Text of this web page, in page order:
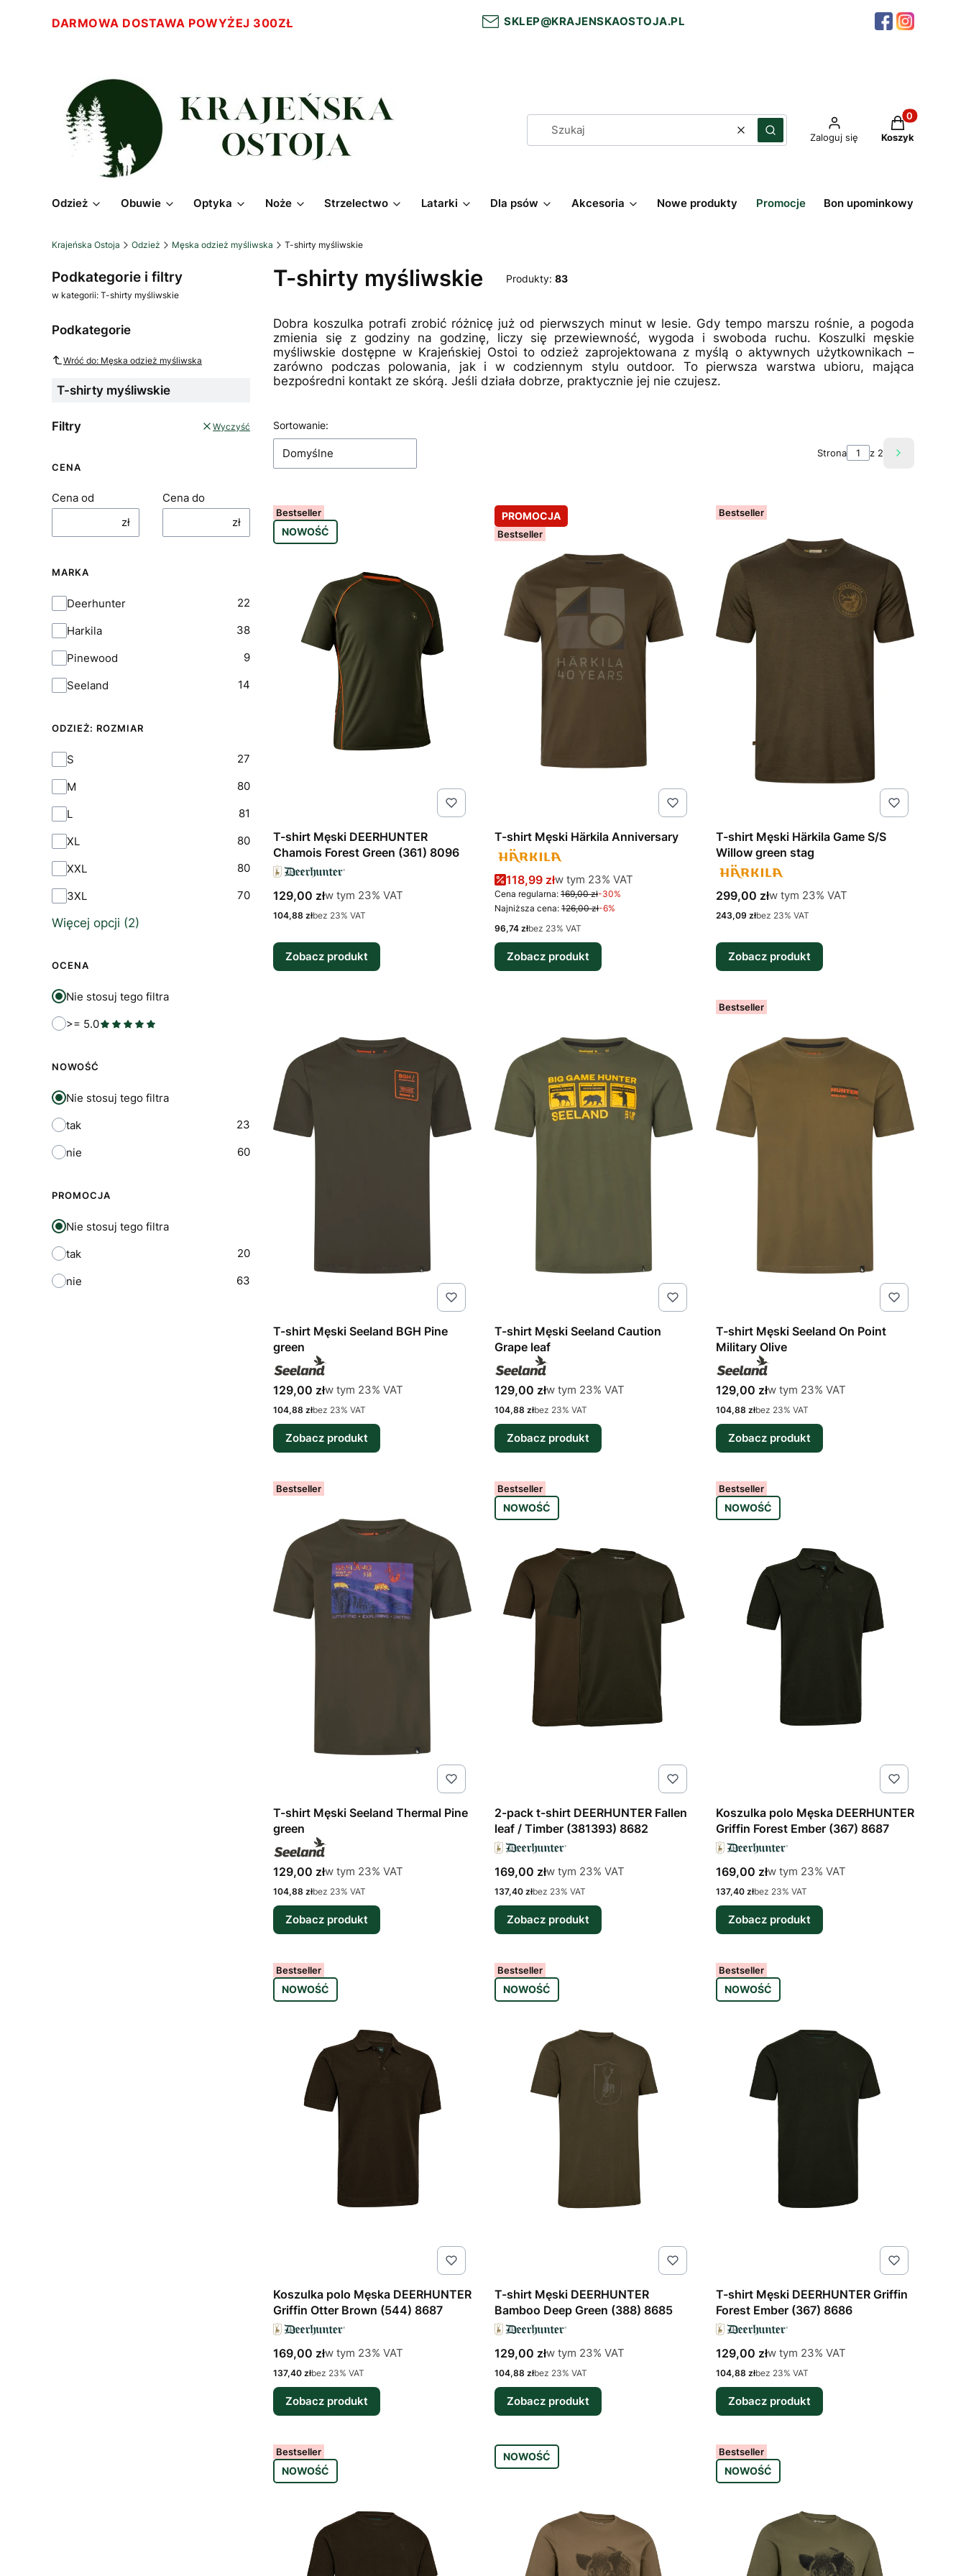
DARMOWA DOSTAWA POWYŻEJ 300ZŁ SKLEP@KRAJENSKAOSTOJA.PL
WyczyśćSzukaj Zaloguj się
Produkty w
Koszyk
Odzież Obuwie Optyka Noże Strzelectwo Latarki Dla psów Akcesoria Nowe produkty Promocje Bon upominkowy
Krajeńska Ostoja Odzież Męska odzież myśliwska T-shirty myśliwskie
Podkategorie i filtry
w kategorii: T-shirty myśliwskie
Podkategorie
Wróć do: Męska odzież myśliwska
T-shirty myśliwskie
Filtry Wyczyść
CENA
Cena od
zł
Cena do
zł
MARKA
Marka
Deerhunter 22
Harkila 38
Pinewood 9
Seeland 14
ODZIEŻ: ROZMIAR
Odzież: rozmiar
S 27
M 80
L 81
XL 80
XXL 80
3XL 70
Więcej opcji (2)
OCENA
Nie stosuj tego filtra
>= 5.0
NOWOŚĆ
Nie stosuj tego filtra
tak
23
nie 60
PROMOCJA
Nie stosuj tego filtra
tak
20
nie 63
T-shirty myśliwskie Produkty: 83
Dobra koszulka potrafi zrobić różnicę już od pierwszych minut w lesie. Gdy tempo marszu rośnie, a pogoda
zmienia się z godziny na godzinę, liczy się przewiewność, wygoda i swoboda ruchu. Koszulki męskie
myśliwskie dostępne w Krajeńskiej Ostoi to odzież zaprojektowana z myślą o aktywnych użytkownikach –
zarówno podczas polowania, jak i w codziennym stylu outdoor. To pierwsza warstwa ubioru, mająca
bezpośredni kontakt ze skórą. Jeśli działa dobrze, praktycznie jej nie czujesz.
Lista produktów
Sortowanie:
Domyślne Strona z 2 Następne
Bestseller
NOWOŚĆ
T-shirt Męski DEERHUNTER
Chamois Forest Green (361) 8096
Cena brutto
129,00 złw tym %s VAT
w tym 23% VAT
Cena netto
104,88 złbez 23% VAT
Zobacz produkt
PROMOCJA
Bestseller
T-shirt Męski Härkila Anniversary
Cena promocyjna brutto
118,99 złw tym %s VAT
w tym 23% VAT
Cena regularna: 169,00 zł-30%
Najniższa cena: 126,00 zł-6%
Cena netto
96,74 złbez 23% VAT
Zobacz produkt
Bestseller
T-shirt Męski Härkila Game S/S
Willow green stag
Cena brutto
299,00 złw tym %s VAT
w tym 23% VAT
Cena netto
243,09 złbez 23% VAT
Zobacz produkt
T-shirt Męski Seeland BGH Pine
green
Cena brutto
129,00 złw tym %s VAT
w tym 23% VAT
Cena netto
104,88 złbez 23% VAT
Zobacz produkt
T-shirt Męski Seeland Caution
Grape leaf
Cena brutto
129,00 złw tym %s VAT
w tym 23% VAT
Cena netto
104,88 złbez 23% VAT
Zobacz produkt
Bestseller
T-shirt Męski Seeland On Point
Military Olive
Cena brutto
129,00 złw tym %s VAT
w tym 23% VAT
Cena netto
104,88 złbez 23% VAT
Zobacz produkt
Bestseller
T-shirt Męski Seeland Thermal Pine
green
Cena brutto
129,00 złw tym %s VAT
w tym 23% VAT
Cena netto
104,88 złbez 23% VAT
Zobacz produkt
Bestseller
NOWOŚĆ
2-pack t-shirt DEERHUNTER Fallen
leaf / Timber (381393) 8682
Cena brutto
169,00 złw tym %s VAT
w tym 23% VAT
Cena netto
137,40 złbez 23% VAT
Zobacz produkt
Bestseller
NOWOŚĆ
Koszulka polo Męska DEERHUNTER
Griffin Forest Ember (367) 8687
Cena brutto
169,00 złw tym %s VAT
w tym 23% VAT
Cena netto
137,40 złbez 23% VAT
Zobacz produkt
Bestseller
NOWOŚĆ
Koszulka polo Męska DEERHUNTER
Griffin Otter Brown (544) 8687
Cena brutto
169,00 złw tym %s VAT
w tym 23% VAT
Cena netto
137,40 złbez 23% VAT
Zobacz produkt
Bestseller
NOWOŚĆ
T-shirt Męski DEERHUNTER
Bamboo Deep Green (388) 8685
Cena brutto
129,00 złw tym %s VAT
w tym 23% VAT
Cena netto
104,88 złbez 23% VAT
Zobacz produkt
Bestseller
NOWOŚĆ
T-shirt Męski DEERHUNTER Griffin
Forest Ember (367) 8686
Cena brutto
129,00 złw tym %s VAT
w tym 23% VAT
Cena netto
104,88 złbez 23% VAT
Zobacz produkt
Bestseller
NOWOŚĆ
NOWOŚĆ Bestseller
NOWOŚĆ